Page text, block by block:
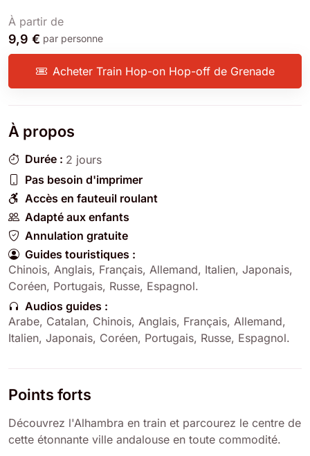
À partir de
9,9 € par personne
Acheter Train Hop-on Hop-off de Grenade
À propos
Durée : 2 jours
Pas besoin d'imprimer
Accès en fauteuil roulant
Adapté aux enfants
Annulation gratuite
Guides touristiques :
Chinois, Anglais, Français, Allemand, Italien, Japonais,
Coréen, Portugais, Russe, Espagnol.
Audios guides :
Arabe, Catalan, Chinois, Anglais, Français, Allemand,
Italien, Japonais, Coréen, Portugais, Russe, Espagnol.
Points forts
Découvrez l'Alhambra en train et parcourez le centre de
cette étonnante ville andalouse en toute commodité.